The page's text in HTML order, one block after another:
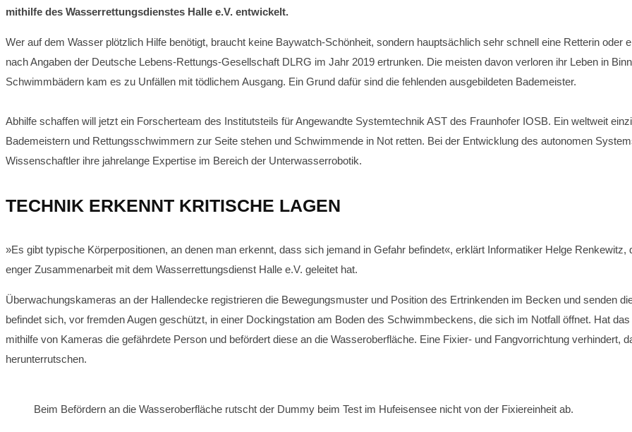
mithilfe des Wasserrettungsdienstes Halle e.V. entwickelt.
Wer auf dem Wasser plötzlich Hilfe benötigt, braucht keine Baywatch-Schönheit, sondern hauptsächlich sehr schnell eine Retterin oder
nach Angaben der Deutsche Lebens-Rettungs-Gesellschaft DLRG im Jahr 2019 ertrunken. Die meisten davon verloren ihr Leben in
Schwimmbädern kam es zu Unfällen mit tödlichem Ausgang. Ein Grund dafür sind die fehlenden ausgebildeten Bademeister.
Abhilfe schaffen will jetzt ein Forscherteam des Institutsteils für Angewandte Systemtechnik AST des Fraunhofer IOSB. Ein weltweit
Bademeistern und Rettungsschwimmern zur Seite stehen und Schwimmende in Not retten. Bei der Entwicklung des autonomen
Wissenschaftler ihre jahrelange Expertise im Bereich der Unterwasserrobotik.
TECHNIK ERKENNT KRITISCHE LAGEN
»Es gibt typische Körperpositionen, an denen man erkennt, dass sich jemand in Gefahr befindet«, erklärt Informatiker Helge
enger Zusammenarbeit mit dem Wasserrettungsdienst Halle e.V. geleitet hat.
Überwachungskameras an der Hallendecke registrieren die Bewegungsmuster und Position des Ertrinkenden im Becken und senden
befindet sich, vor fremden Augen geschützt, in einer Dockingstation am Boden des Schwimmbeckens, die sich im Notfall öffnet. Hat
mithilfe von Kameras die gefährdete Person und befördert diese an die Wasseroberfläche. Eine Fixier- und Fangvorrichtung verhindert,
herunterrutschen.
Beim Befördern an die Wasseroberfläche rutscht der Dummy beim Test im Hufeisensee nicht von der Fixiereinheit ab.